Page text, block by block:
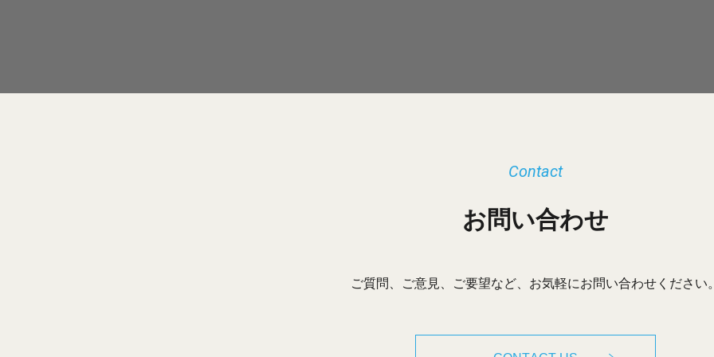
お問い合わせ
Contact
ご質問、ご意見、ご要望など、お気軽にお問い合わせください